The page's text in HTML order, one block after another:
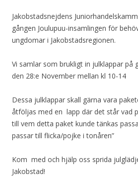
Jakobstadsnejdens
gången Joulupuu-insamlingen för
ungdomar i Jakobstadsregionen.
Vi samlar som brukligt in julklappar på
den 28:e November mellan kl 10-14
Dessa julklappar skall gärna vara
åtföljas med en lapp där det står vad
till vem detta paket kunde tänkas
passar till flicka/pojke i tonåren”
Kom med och hjälp oss sprida
Jakobstad!